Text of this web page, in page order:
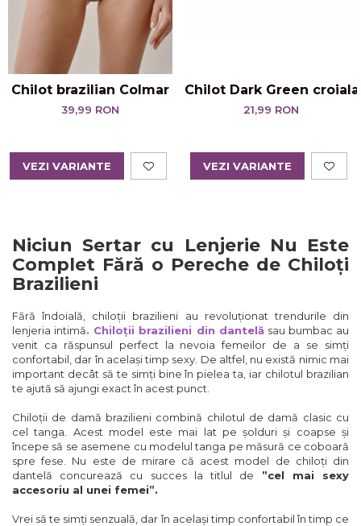
Chilot brazilian Colmar
39,99 RON
VEZI VARIANTE
Chilot Dark Green
21,99 RON
VEZI VARIANTE
Niciun Sertar cu Lenjerie Nu Este
Complet Fără o Pereche de Chiloți
Brazilieni
Fără îndoială, chiloții brazilieni au revoluționat trendurile din
lenjeria intimă. Chiloții brazilieni din dantelă sau bumbac au
venit ca răspunsul perfect la nevoia femeilor de a se simți
confortabil, dar în același timp sexy. De altfel, nu există nimic mai
important decât să te simți bine în pielea ta, iar chilotul brazilian
te ajută să ajungi exact în acest punct.
Chiloții de damă brazilieni combină chilotul de damă clasic cu
cel tanga. Acest model este mai lat pe șolduri și coapse și
începe să se asemene cu modelul tanga pe măsură ce coboară
spre fese. Nu este de mirare că acest model de chiloți din
dantelă concurează cu succes la titlul de ”cel mai sexy
accesoriu al unei femei”.
Vrei să te simți senzuală, dar în același timp confortabil în timp ce